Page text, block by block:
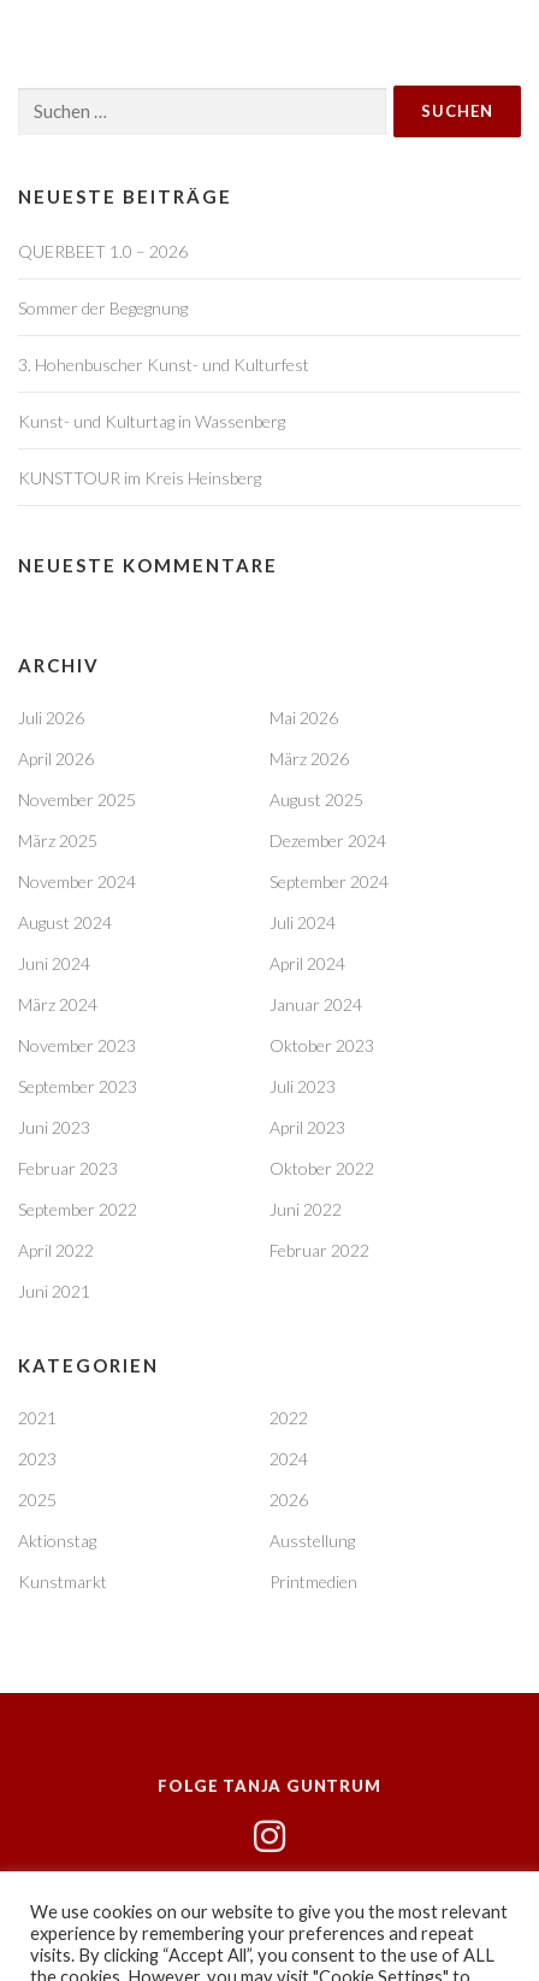
a
i
g
t
o
Suchen
NEUESTE BEITRÄGE
QUERBEET 1.0 – 2026
Sommer der Begegnung
3. Hohenbuscher Kunst- und Kulturfest
Kunst- und Kulturtag in Wassenberg
KUNSTTOUR im Kreis Heinsberg
NEUESTE KOMMENTARE
ARCHIV
Juli 2026
Mai 2026
April 2026
März 2026
November 2025
August 2025
März 2025
Dezember 2024
November 2024
September 2024
August 2024
Juli 2024
Juni 2024
April 2024
März 2024
Januar 2024
November 2023
Oktober 2023
September 2023
Juli 2023
Juni 2023
April 2023
Februar 2023
Oktober 2022
September 2022
Juni 2022
April 2022
Februar 2022
Juni 2021
KATEGORIEN
2021
2022
2023
2024
2025
2026
Aktionstag
Ausstellung
Kunstmarkt
Printmedien
FOLGE TANJA GUNTRUM
We use cookies on our website to give you the most relevant
experience by remembering your preferences and repeat
visits. By clicking “Accept All”, you consent to the use of ALL
the cookies. However, you may visit "Cookie Settings" to